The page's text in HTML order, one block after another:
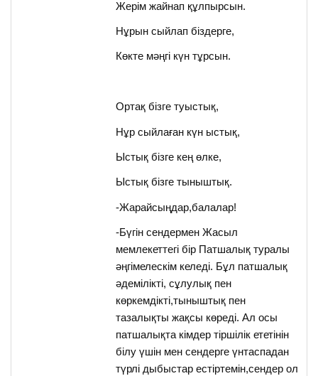
Жерім жайнап құлпырсын.
Нұрын сыйлап біздерге,
Көкте мәңгі күн тұрсын.
Ортақ бізге туыстық,
Нұр сыйлаған күн ыстық,
Ыстық бізге кең өлке,
Ыстық бізге тыныштық.
-Жарайсыңдар,балалар!
-Бүгін сендермен Жасыл
мемлекеттегі бір Патшалық туралы
әңгімелескім келеді. Бұл патшалық
әдемілікті, сұлулық пен
көркемдікті,тыныштық пен
тазалықты жақсы көреді. Ал осы
патшалықта кімдер тіршілік ететінін
білу үшін мен сендерге үнтаспадан
түрлі дыбыстар естіртемін,сендер ол